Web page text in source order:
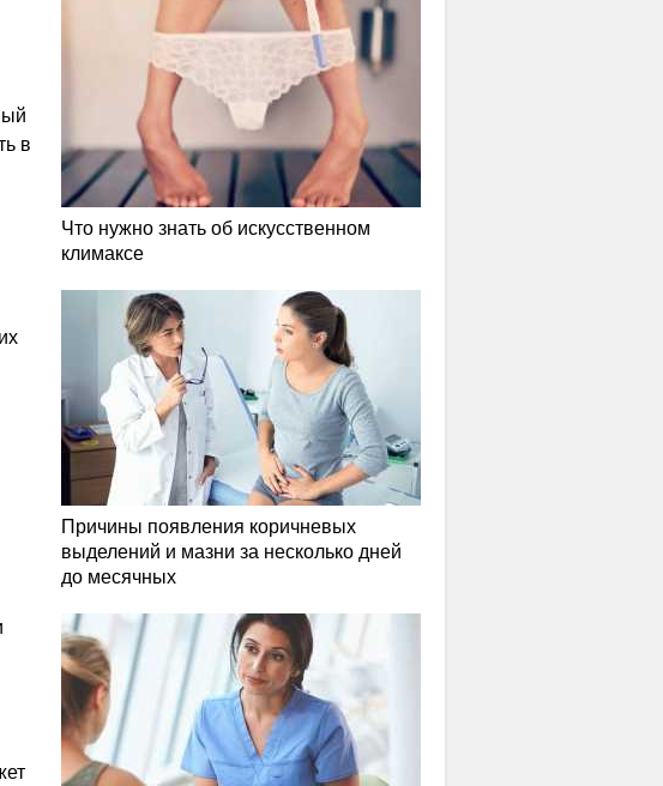
в
Что нужно знать об искусственном
климаксе
Причины появления коричневых
выделений и мазни за несколько дней
до месячных